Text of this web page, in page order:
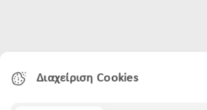
Διαχείριση Cookies